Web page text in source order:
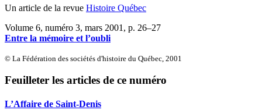
Un article de la revue Histoire Québec
Volume 6, numéro 3, mars 2001 , p. 26–27
Entre la mémoire et l’oubli
© La Fédération des sociétés d'histoire du Québec, 2001
Feuilleter les articles de ce numéro
L’Affaire de Saint-Denis